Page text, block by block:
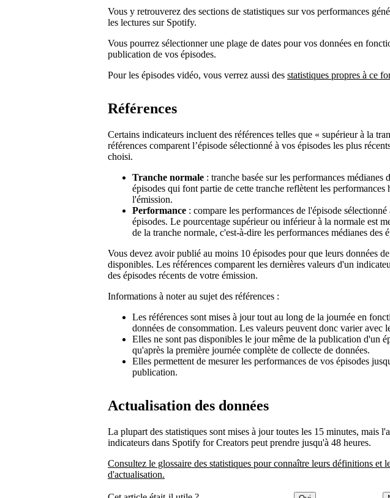
Vous y retrouverez des sections de statistiques sur vos performances
les lectures sur Spotify.
Vous pourrez sélectionner une plage de dates pour vos données en
publication de vos épisodes.
Pour les épisodes vidéo, vous verrez aussi des statistiques propres à ce
Références
Certains indicateurs incluent des références telles que « supérieur à la
références comparent l’épisode sélectionné à vos épisodes les plus
choisi.
Tranche normale : tranche basée sur les performances médianes
épisodes qui font partie de cette tranche reflètent les performances
l'émission.
Performance : compare les performances de l'épisode sélectionné
épisodes. Le pourcentage supérieur ou inférieur à la normale est
de la tranche normale, c'est-à-dire les performances médianes des
Vous devez avoir publié au moins 10 épisodes pour que leurs données
disponibles. Les références comparent les dernières valeurs d'un
des épisodes récents de votre émission.
Informations à noter au sujet des références :
Les références sont mises à jour tout au long de la journée en
données de consommation. Les valeurs peuvent donc varier avec
Elles ne sont pas disponibles le jour même de la publication d'un
qu'après la première journée complète de collecte de données.
Elles permettent de mesurer les performances de vos épisodes
publication.
Actualisation des données
La plupart des statistiques sont mises à jour toutes les 15 minutes, mais
indicateurs dans Spotify for Creators peut prendre jusqu'à 48 heures.
Consultez le glossaire des statistiques pour connaître leurs définitions et
d'actualisation.